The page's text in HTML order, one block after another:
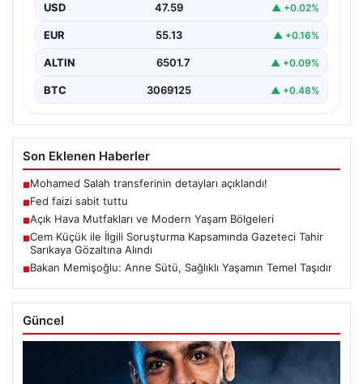
USD 47.59 ▲ +0.02%
EUR 55.13 ▲ +0.16%
ALTIN 6501.7 ▲ +0.09%
BTC 3069125 ▲ +0.48%
Son Eklenen Haberler
■Mohamed Salah transferinin detayları açıklandı!
■Fed faizi sabit tuttu
■Açık Hava Mutfakları ve Modern Yaşam Bölgeleri
■Cem Küçük ile İlgili Soruşturma Kapsamında Gazeteci Tahir
Sarıkaya Gözaltına Alındı
■Bakan Memişoğlu: Anne Sütü, Sağlıklı Yaşamın Temel Taşıdır
Güncel